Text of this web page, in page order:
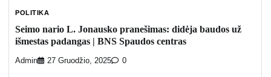
POLITIKA
Seimo nario L. Jonausko pranešimas: didėja baudos už
išmestas padangas | BNS Spaudos centras
Admin 27 Gruodžio, 2025 0